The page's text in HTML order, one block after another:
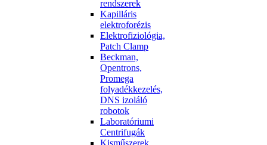
rendszerek
Kapilláris
elektroforézis
Elektrofiziológia,
Patch Clamp
Beckman,
Opentrons,
Promega
folyadékkezelés,
DNS izoláló
robotok
Laboratóriumi
Centrifugák
Kisműszerek,